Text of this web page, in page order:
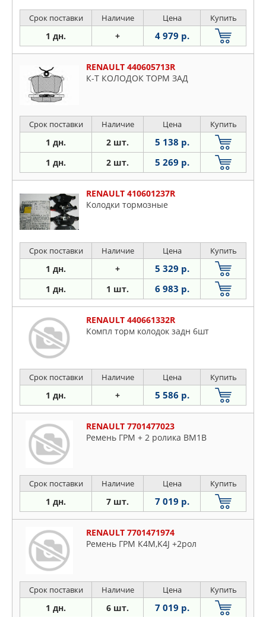
Срок поставки Наличие Цена Купить
1 дн. + 4 979 р.
RENAULT 440605713R
К-Т КОЛОДОК ТОРМ ЗАД
Срок поставки Наличие Цена Купить
1 дн. 2 шт. 5 138 р.
1 дн. 2 шт. 5 269 р.
RENAULT 410601237R
Колодки тормозные
Срок поставки Наличие Цена Купить
1 дн. + 5 329 р.
1 дн. 1 шт. 6 983 р.
RENAULT 440661332R
Компл торм колодок задн 6шт
Срок поставки Наличие Цена Купить
1 дн. + 5 586 р.
RENAULT 7701477023
Ремень ГРМ + 2 ролика BM1B
Срок поставки Наличие Цена Купить
1 дн. 7 шт. 7 019 р.
RENAULT 7701471974
Ремень ГРМ К4М,K4J +2рол
Срок поставки Наличие Цена Купить
1 дн. 6 шт. 7 019 р.